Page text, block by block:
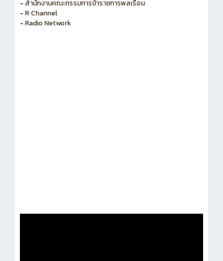
- สำนักงานคณะกรรมการพัฒนาระบบราชการ
- สำนักงานคณะกรรมการข้าราชการพลเรือน
- R Channel